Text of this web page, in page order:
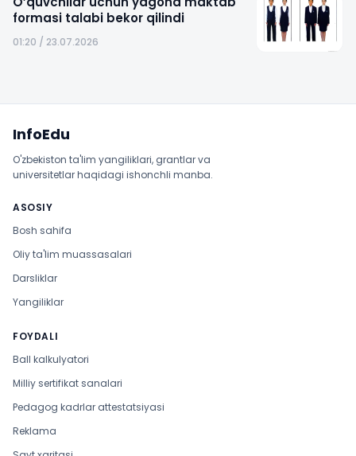
formasi talabi bekor qilindi
01:20 / 23.07.2026
InfoEdu
O'zbekiston ta'lim yangiliklari, grantlar va
universitetlar haqidagi ishonchli manba.
ASOSIY
Bosh sahifa
Oliy ta'lim muassasalari
Darsliklar
Yangiliklar
FOYDALI
Ball kalkulyatori
Milliy sertifikat sanalari
Pedagog kadrlar attestatsiyasi
Reklama